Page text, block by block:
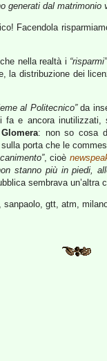
generati dal matrimonio
Facendola
nella realtà i “risparmi”
la distribuzione dei
al Politecnico”da
fa e ancora
Glomera: non so cosa
porta che le
, cioè
stanno più in piedi,
sembrava un’altra
sanpaolo, gtt, atm,